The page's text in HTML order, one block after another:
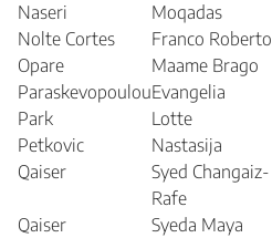
Naseri
Moqadas
Nolte Cortes
Franco Roberto
Opare
Maame Brago
ParaskevopoulouEvangelia
Park
Lotte
Petkovic
Nastasija
Qaiser
Syed Changaiz-
Rafe
Qaiser
Syeda Maya